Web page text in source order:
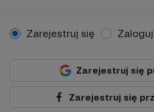
Zarejestruj się
Zarejestruj się
Zarejestruj się